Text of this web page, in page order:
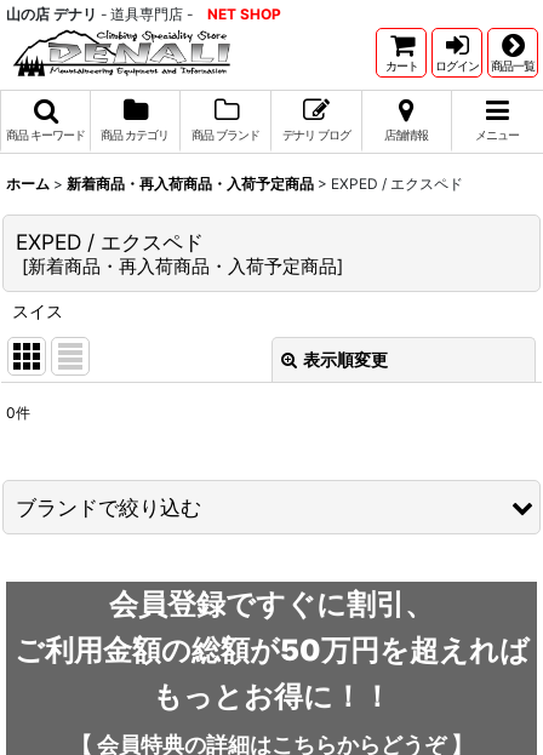
山の店 デナリ - 道具専門店 - NET SHOP
カート ログイン 商品一覧
商品 キーワード 商品 カテゴリ 商品 ブランド デナリ ブログ 店舗情報 メニュー
ホーム > 新着商品・再入荷商品・入荷予定商品 > EXPED / エクスペド
EXPED / エクスペド
[新着商品・再入荷商品・入荷予定商品]
スイス
表示順変更
並び順
0件
ブランドで絞り込む
outdoor element / アウトドアエレメント
AKLIMA / アクリマ
会員登録ですぐに割引、
ご利用金額の総額が50万円を超えれば
もっとお得に！！
【 会員特典の詳細はこちらから どうぞ】